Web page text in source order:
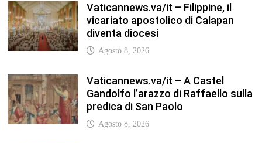
diventa diocesi
Agosto 8, 2026
Vaticannews.va/it – A Castel
predica di San Paolo
Agosto 8, 2026
Vaticannews.va/it – Tagle: la